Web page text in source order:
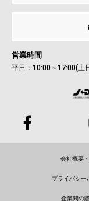
営業時間
平日：10:00～17:00(土
会社概要
プライバシー
企業間の